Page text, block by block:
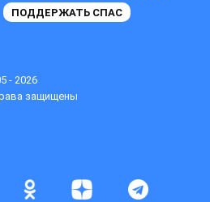
ПОДДЕРЖАТЬ СПАС
- 2026
защищены